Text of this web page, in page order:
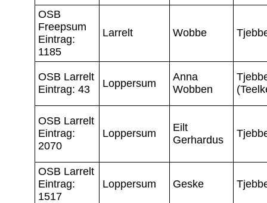
OSB
Freepsum
Eintrag:
1185
Larrelt Wobbe
OSB Larrelt
Eintrag: 43
Loppersum
Anna
Wobben
OSB Larrelt
Eintrag:
2070
Loppersum
Eilt
Gerhardus
OSB Larrelt
Eintrag:
1517
Loppersum Geske